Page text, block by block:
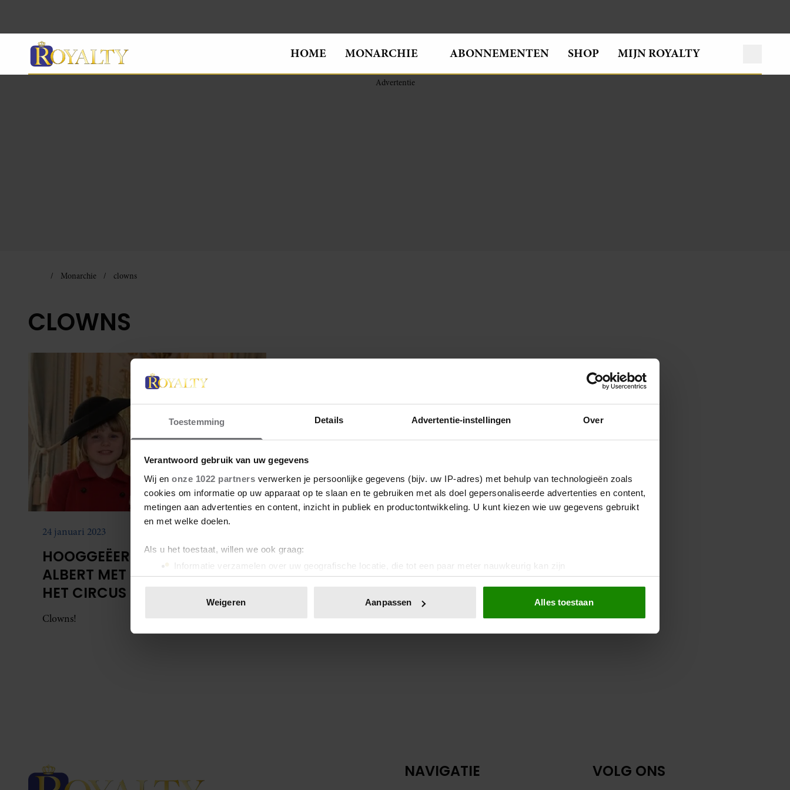
Toestemming Details Advertentie-instellingen Over
Verantwoord gebruik van uw gegevens
Wij en onze 1022 partners verwerken je persoonlijke gegevens (bijv. uw IP-adres) met behulp van technologieën zoals
cookies om informatie op uw apparaat op te slaan en te gebruiken met als doel gepersonaliseerde advertenties en content,
metingen aan advertenties en content, inzicht in publiek en productontwikkeling. U kunt kiezen wie uw gegevens gebruikt
en met welke doelen.
Als u het toestaat, willen we ook graag:
Informatie verzamelen over uw geografische locatie, die tot een paar meter nauwkeurig kan zijn
Uw apparaat identificeren door het actief te scannen op specifieke eigenschappen (fingerprinting)
toestemming op elk moment wijzigen of intrekken in de Cookieverklaring.
Weigeren Aanpassen Alles toestaan
HOME MONARCHIE ABONNEMENTEN SHOP MIJN ROYALTY
Monarchie clowns
CLOWNS
24 januari 2023
HOOGGEËERD PUBLIEK!
ALBERT MET KINDEREN NAAR
HET CIRCUS
Clowns!
NAVIGATIE VOLG ONS